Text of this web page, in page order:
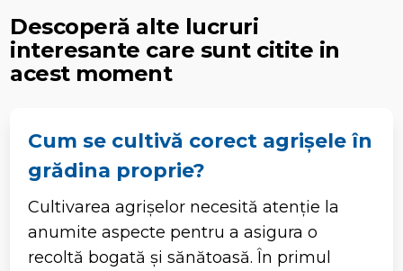
Descoperă alte lucruri
interesante care sunt citite in
acest moment
Cum se cultivă corect agrișele în
grădina proprie?
Cultivarea agrișelor necesită atenție la
anumite aspecte pentru a asigura o
recoltă bogată și sănătoasă. În primul